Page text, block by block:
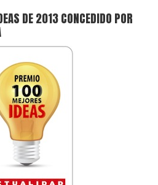
DE 2013 CONCEDIDO POR